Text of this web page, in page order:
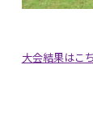
大会結果はこ